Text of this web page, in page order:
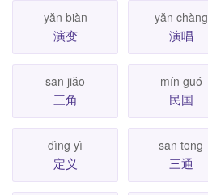
yăn biàn
演变
yăn chàng
演唱
sān jiăo
三角
mín guó
民国
dìng yì
定义
sān tōng
三通